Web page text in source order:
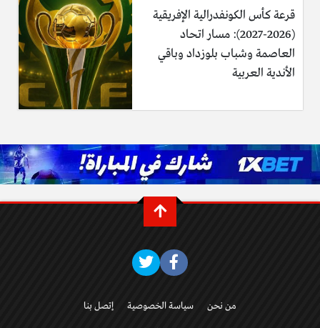
قرعة كأس الكونفدرالية الإفريقية
(2026-2027): مسار اتحاد
العاصمة وشباب بلوزداد وباقي
الأندية العربية
من نحن سياسة الخصوصية إتصل بنا